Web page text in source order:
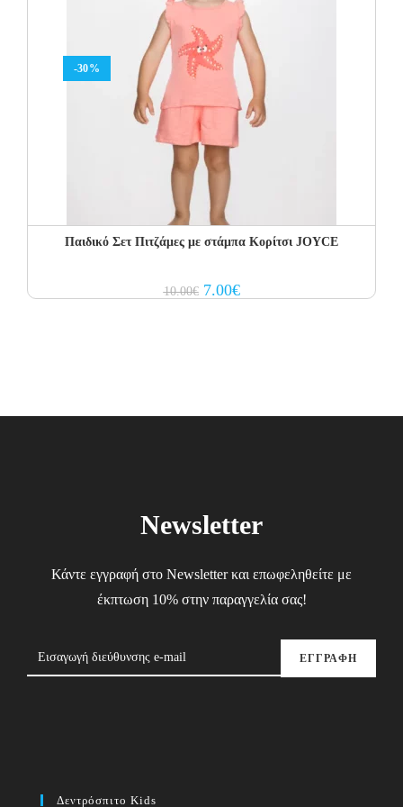
-30%
Παιδικό Σετ Πιτζάμες με στάμπα Κορίτσι JOYCE
10.00€ Original
price
7.00€Current
price
Newsletter
Κάντε εγγραφή στο Newsletter και επωφεληθείτε με
έκπτωση 10% στην παραγγελία σας!
ΕΓΓΡΑΦΗ
Δεντρόσπιτο Kids